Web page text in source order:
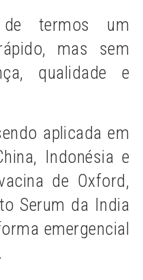
termos um
mas sem
qualidade e
aplicada em
Indonésia e
de Oxford,
Serum da India
emergencial